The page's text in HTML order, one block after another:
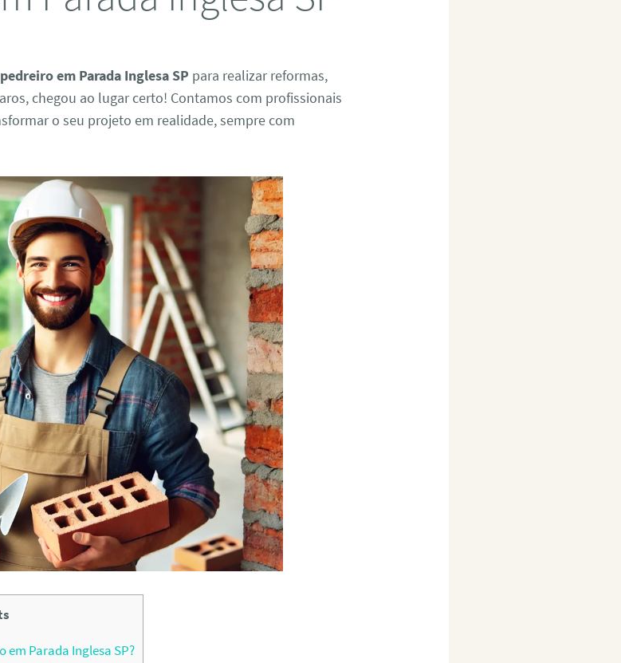
pedreiro em Parada Inglesa SP para realizar reformas,
chegou ao lugar certo! Contamos com profissionais
o seu projeto em realidade, sempre com
Parada Inglesa SP?